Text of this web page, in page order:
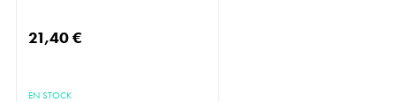
21,40 €
EN STOCK